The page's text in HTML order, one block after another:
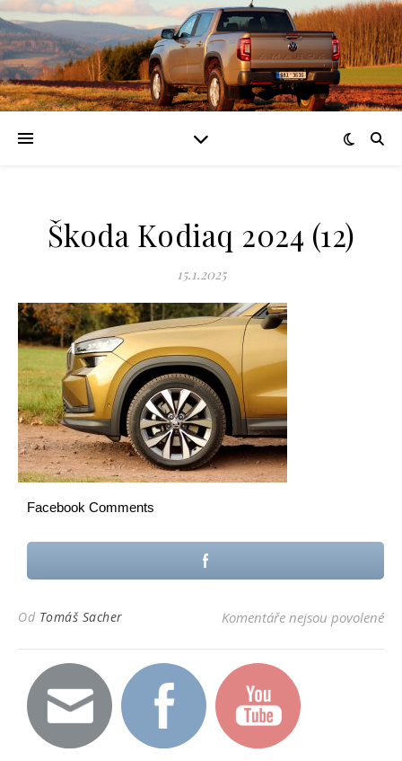
Škoda Kodiaq 2024 (12)
15.1.2025
Facebook Comments
Od Tomáš Sacher Komentáře nejsou povolenéu